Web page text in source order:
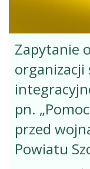
Zapytanie
organizacji
pn.
przed
Powiatu